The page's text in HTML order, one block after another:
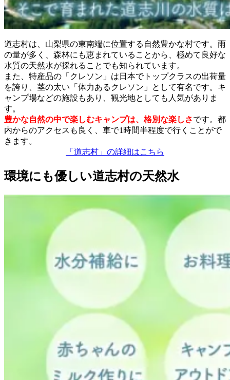
道志村は、山梨県の東南端に位置する自然豊かな村です。雨
の量が多く、森林にも恵まれていることから、極めて良好な
水質の天然水が採れることでも知られています。
また、特産品の「クレソン」は日本でトップクラスの出荷量
を誇り、茎の太い「体力あるクレソン」として有名です。キ
ャンプ場などの施設もあり、観光地としても人気がありま
す。
豊かな自然の中で楽しむキャンプは、格別な楽しさです。都
内からのアクセスも良く、車で1時間半程度で行くことがで
きます。
「道志村」の詳細はこちら
環境にも優しい道志村の天然水